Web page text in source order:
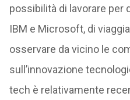
possibilità di lavorare per
IBM e Microsoft, di
osservare da vicino le
sull’innovazione
tech è relativamente